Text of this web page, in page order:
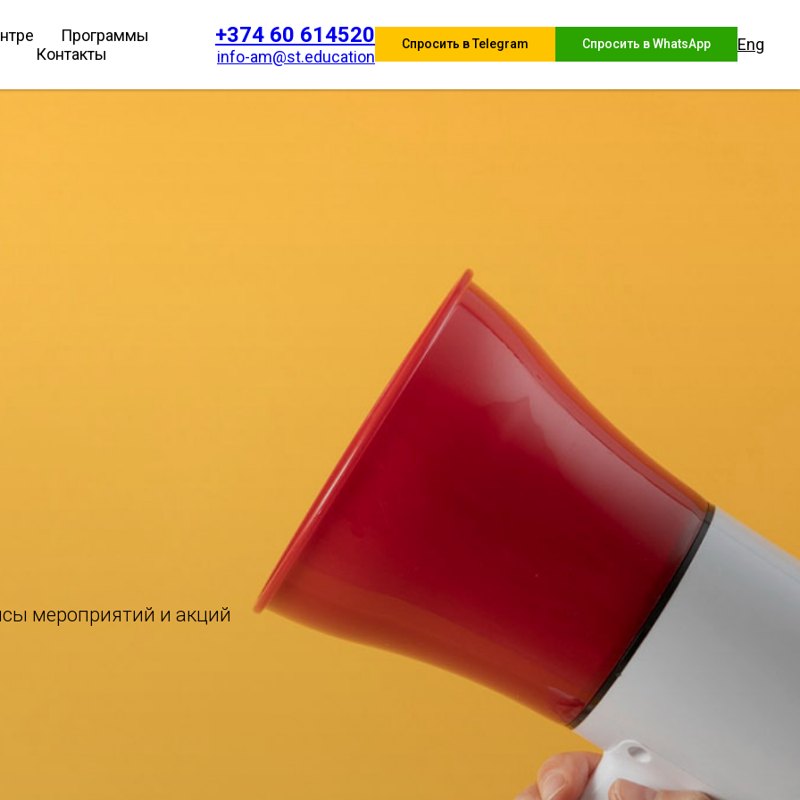
Программы
Контакты
+374 60 614520
info-am@st.education
Спросить в Telegram Спросить в WhatsApp Eng
мероприятий и акций